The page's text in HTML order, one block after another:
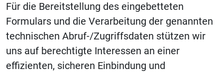
Für die Bereitstellung des eingebetteten
Formulars und die Verarbeitung der genannten
technischen Abruf-/Zugriffsdaten stützen wir
uns auf berechtigte Interessen an einer
effizienten, sicheren Einbindung und